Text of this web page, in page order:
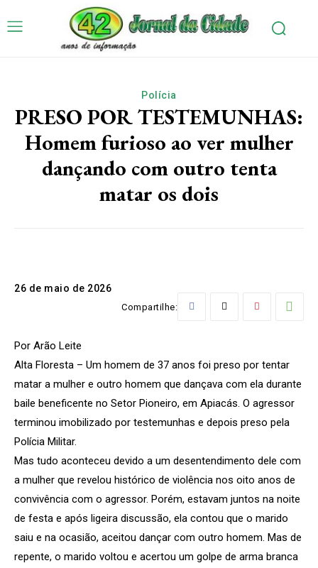
Polícia
PRESO POR TESTEMUNHAS:
Homem furioso ao ver mulher
dançando com outro tenta
matar os dois
26 de maio de 2026
Compartilhe:
Por Arão Leite
Alta Floresta – Um homem de 37 anos foi preso por tentar
matar a mulher e outro homem que dançava com ela durante
baile beneficente no Setor Pioneiro, em Apiacás. O agressor
terminou imobilizado por testemunhas e depois preso pela
Polícia Militar.
Mas tudo aconteceu devido a um desentendimento dele com
a mulher que revelou histórico de violência nos oito anos de
convivência com o agressor. Porém, estavam juntos na noite
de festa e após ligeira discussão, ela contou que o marido
saiu e na ocasião, aceitou dançar com outro homem. Mas de
repente, o marido voltou e acertou um golpe de arma branca